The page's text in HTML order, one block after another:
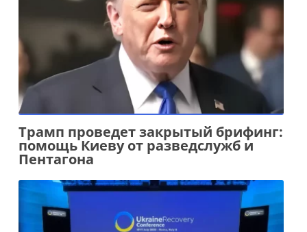
Трамп проведет закрытый брифинг:
помощь Киеву от разведслужб и
Пентагона